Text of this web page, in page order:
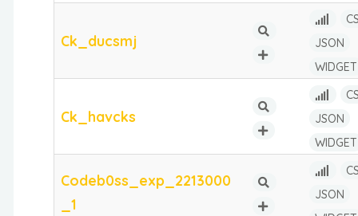
Ck_ducsmj
JSON
WIDGET
Ck_havcks
JSON
WIDGET
Codeb0ss_exp_2213000
_1
JSON